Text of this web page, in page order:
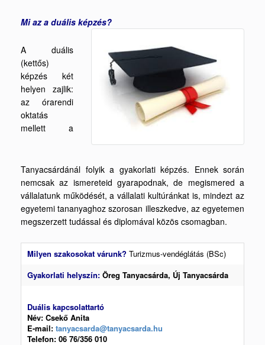
Mi az a duális képzés?
A duális
(kettős)
képzés két
helyen zajlik:
az órarendi
oktatás
mellett a
Tanyacsárdánál folyik a gyakorlati képzés. Ennek során
nemcsak az ismereteid gyarapodnak, de megismered a
vállalatunk működését, a vállalati kultúránkat is, mindezt az
egyetemi tananyaghoz szorosan illeszkedve, az egyetemen
megszerzett tudással és diplomával közös csomagban.
Milyen szakosokat várunk? Turizmus-vendéglátás (BSc)
Gyakorlati helyszín: Öreg Tanyacsárda, Új Tanyacsárda
Duális kapcsolattartó
Név: Csekő Anita
E-mail: tanyacsarda@tanyacsarda.hu
Telefon: 06 76/356 010